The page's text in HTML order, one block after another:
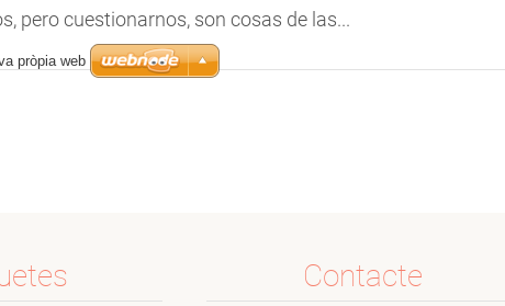
pero cuestionarnos, son cosas de las...
Contacte